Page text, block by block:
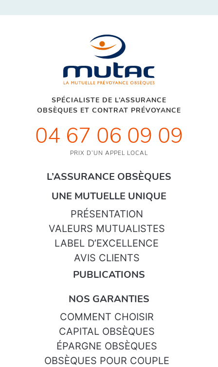
SPÉCIALISTE DE L’ASSURANCE
OBSÈQUES ET CONTRAT PRÉVOYANCE
04 67 06 09 09
PRIX D’UN APPEL LOCAL
L’ASSURANCE OBSÈQUES
UNE MUTUELLE UNIQUE
PRÉSENTATION
VALEURS MUTUALISTES
LABEL D’EXCELLENCE
AVIS CLIENTS
PUBLICATIONS
NOS GARANTIES
COMMENT CHOISIR
CAPITAL OBSÈQUES
ÉPARGNE OBSÈQUES
OBSÈQUES POUR COUPLE